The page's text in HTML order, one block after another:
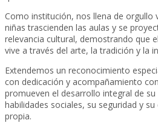
Como institución, nos llena de orgullo
niñas trascienden las aulas y se
relevancia cultural, demostrando que
vive a través del arte, la tradición y la
Extendemos un reconocimiento
con dedicación y acompañamiento
promueven el desarrollo integral de
habilidades sociales, su seguridad y
propia.